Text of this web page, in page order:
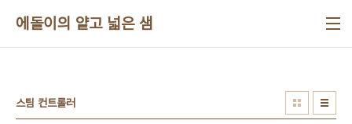
에돌이의 얕고 넓은 샘
스팀 컨트롤러